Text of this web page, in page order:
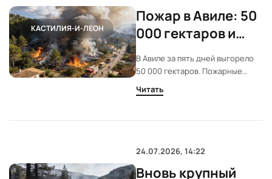
КАСТИЛИЯ-И-ЛЕОН
Пожар в Авиле: 50
000 гектаров и
критика работы
служб
В Авиле за пять дней выгорело
50 000 гектаров. Пожарные
называют ситуацию
беспрецедентной и требуют
остаются.
Читать
24.07.2026, 14:22
Вновь крупный